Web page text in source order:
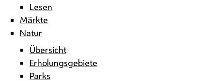
Lesen
Märkte
Natur
Übersicht
Erholungsgebiete
Parks